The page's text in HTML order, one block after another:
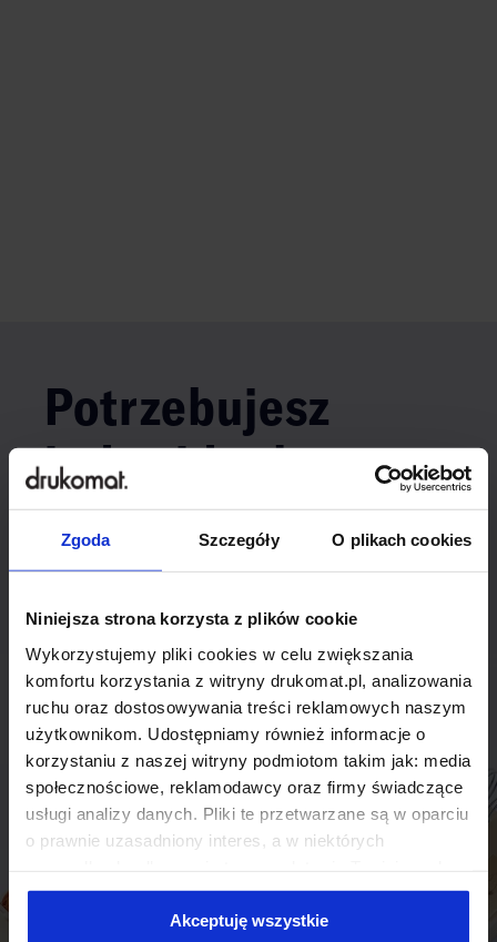
Zgoda Szczegóły O plikach cookies
Niniejsza strona korzysta z plików cookie
Wykorzystujemy pliki cookies w celu zwiększania
komfortu korzystania z witryny drukomat.pl, analizowania
ruchu oraz dostosowywania treści reklamowych naszym
użytkownikom. Udostępniamy również informacje o
korzystaniu z naszej witryny podmiotom takim jak: media
społecznościowe, reklamodawcy oraz firmy świadczące
usługi analizy danych. Pliki te przetwarzane są w oparciu
o prawnie uzasadniony interes, a w niektórych
Niektóre z plików cookies dostarczane i przetwarzane są
przez naszych zewnętrznych partnerów, z których listą
Akceptuję wszystkie
Potrzebujesz
indywidualnego
rozwiązania?
Odezwij się do nas, aby omówić
Skontaktuj się